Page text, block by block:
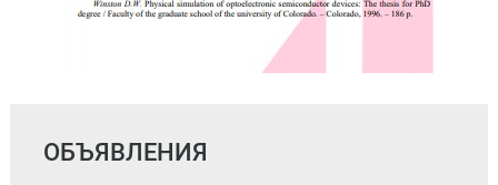
ОБЪЯВЛЕНИЯ